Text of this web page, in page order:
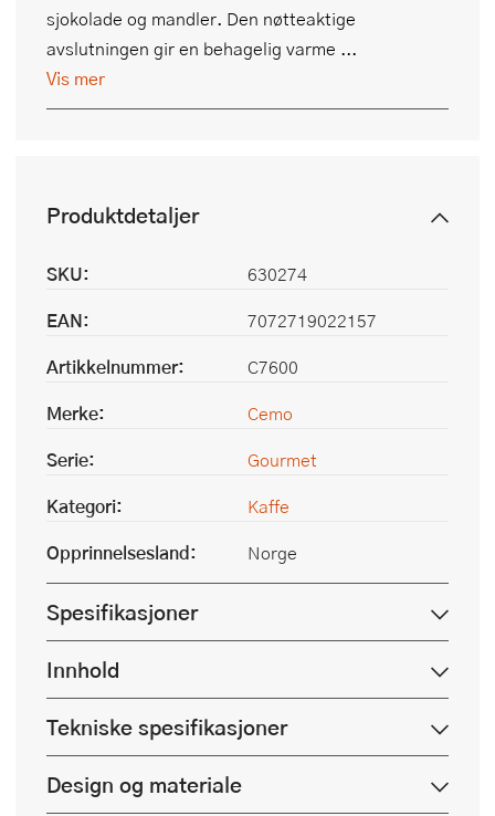
sjokolade og mandler. Den nøtteaktige
avslutningen gir en behagelig varme ...
Vis mer
Produktdetaljer
SKU:
630274
EAN:
7072719022157
Artikkelnummer:
C7600
Merke:
Cemo
Serie:
Gourmet
Kategori:
Kaffe
Opprinnelsesland:
Norge
Spesifikasjoner
Innhold
Tekniske spesifikasjoner
Design og materiale